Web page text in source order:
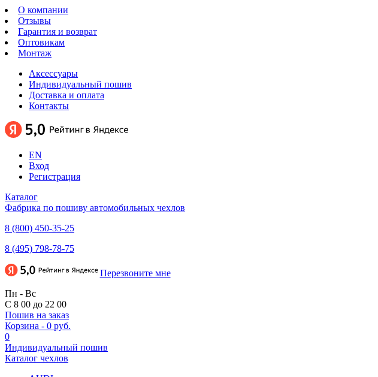
О компании
Отзывы
Гарантия и возврат
Оптовикам
Монтаж
Аксессуары
Индивидуальный пошив
Доставка и оплата
Контакты
EN
Вход
Регистрация
Каталог
Фабрика по пошиву автомобильных чехлов
8 (800) 450-35-25
8 (495) 798-78-75
Перезвоните мне
Пн - Вс
С 8 00 до 22 00
Пошив на заказ
Корзина - 0 руб.
0
Индивидуальный пошив
Каталог чехлов